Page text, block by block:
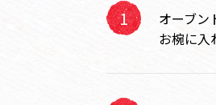
オーブン
お椀に入